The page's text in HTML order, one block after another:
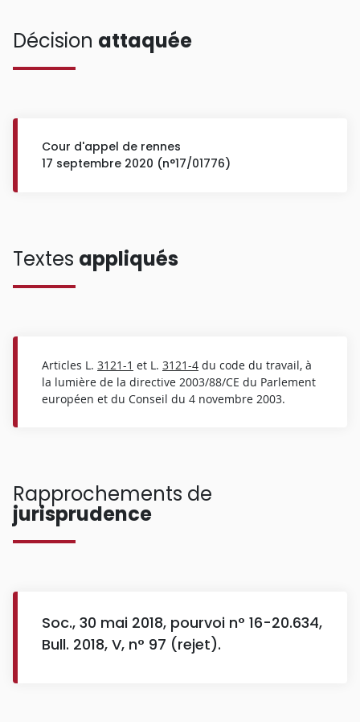
Décision attaquée
Cour d'appel de rennes
17 septembre 2020 (n°17/01776)
Textes appliqués
Articles L. 3121-1 et L. 3121-4 du code du travail, à
la lumière de la directive 2003/88/CE du Parlement
européen et du Conseil du 4 novembre 2003.
Rapprochements de
jurisprudence
Soc., 30 mai 2018, pourvoi n° 16-20.634,
Bull. 2018, V, n° 97 (rejet).